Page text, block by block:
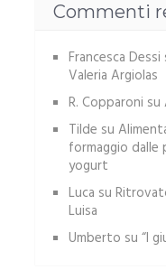
Commenti
Francesca Dessi
Valeria Argiolas
R. Copparoni su
Tilde su
formaggio dalle
yogurt
Luca su
Luisa
Umberto su “I